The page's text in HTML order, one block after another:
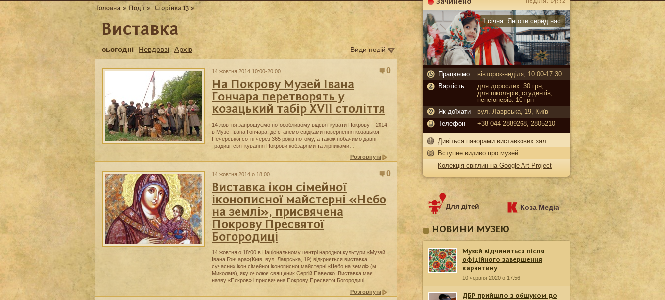
Виставка
Види подій
сьогодні Невдовзі Архів
14 жовтня 2014 10:00-20:00 0
На Покрову Музей Івана
Гончара перетворять у
козацький табір XVII століття
14 жовтня запрошуємо по-особливому відсвяткувати Покрову – 2014
в Музеї Івана Гончара, де станемо свідками повернення козацької
Печерської сотні через 365 років потому, а також побачимо давні
традиції святкування Покрови кобзарями та лірниками…
Розгорнути
14 жовтня 2014 о 18:00 0
Виставка ікон сімейної
іконописної майстерні «Небо
на землі», присвячена
Покрову Пресвятої
Богородиці
14 жовтня о 18:00 в Національному центрі народної культури «Музей
Івана Гончара»(Київ, вул. Лаврська, 19) відкриється виставка
сучасних ікон сімейної іконописної майстерні «Небо на землі» (м.
Миколаїв), яку очолює священик Сергій Павелко. Виставка має
назву «Покров» і присвячена Покрову Пресвятої Богородиці…
Розгорнути
Зачинено
Карантин 1 січня: Янголи серед нас
Працюємо
вівторок-неділя, 10:00-17:30
Вартість
для дорослих: 30 грн,
для школярів, студентів,
пенсіонерів: 10 грн
Як доїхати
вул. Лаврська, 19, Київ
Телефон
+38 044 2889268, 2805210
Дивіться панорами виставкових зал
Вступне видиво про музей
Колекція світлин на Google Art Project
Для дітей Коза Медіа
НОВИНИ МУЗЕЮ
Музей відчиниться після
офіційного завершення
карантину
10 червня 2020 о 17:56
ДБР прийшло з обшуком до